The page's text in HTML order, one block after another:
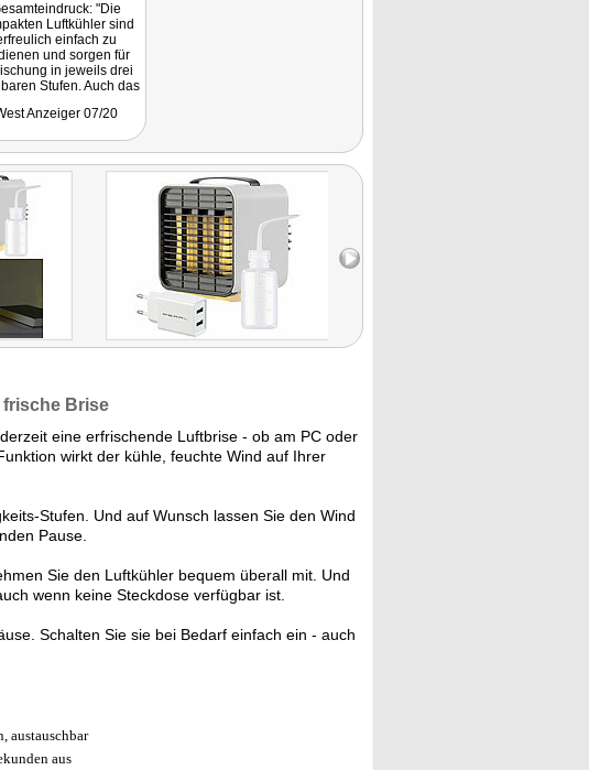
"Die
Luftkühler sind
einfach zu
und sorgen für
in jeweils drei
Stufen. Auch das
flott von der Hand."
Anzeiger 07/20
frische Brise
eine erfrischende Luftbrise - ob am PC oder
wirkt der kühle, feuchte Wind auf Ihrer
Stufen. Und auf Wunsch lassen Sie den Wind
Pause.
Sie den Luftkühler bequem überall mit. Und
wenn keine Steckdose verfügbar ist.
Schalten Sie sie bei Bedarf einfach ein - auch
austauschbar
aus